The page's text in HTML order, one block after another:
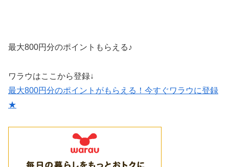
最大800円分のポイントもらえる♪
ワラウはここから登録↓
最大800円分のポイントがもらえる！今すぐワラウに登録
★